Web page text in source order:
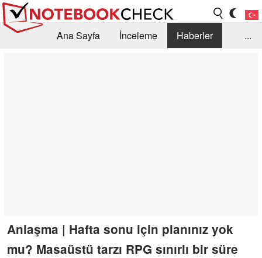
Ana Sayfa İnceleme
Haberler
...
Anlaşma | Hafta sonu için planınız yok
mu? Masaüstü tarzı RPG sınırlı bir süre